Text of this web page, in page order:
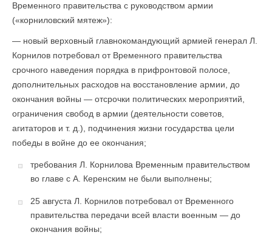
Временного правительства с руководством армии
(«корниловский мятеж»):
— новый верховный главнокомандующий армией генерал Л.
Корнилов потребовал от Временного правительства
срочного наведения порядка в прифронтовой полосе,
дополнительных расходов на восстановление армии, до
окончания войны — отсрочки политических мероприятий,
ограничения свобод в армии (деятельности советов,
агитаторов и т. д.), подчинения жизни государства цели
победы в войне до ее окончания;
требования Л. Корнилова Временным правительством
во главе с А. Керенским не были выполнены;
25 августа Л. Корнилов потребовал от Временного
правительства передачи всей власти военным — до
окончания войны;